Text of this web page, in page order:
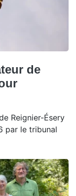
de
Reignier-Ésery
par le tribunal